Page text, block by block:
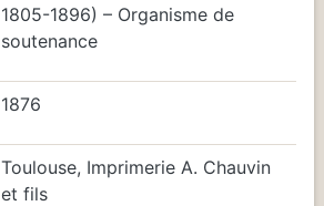
1805-1896) – Organisme de
soutenance
1876
Toulouse, Imprimerie A. Chauvin
et fils